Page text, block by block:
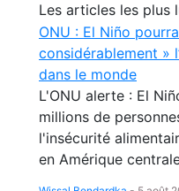
Les articles les plus
ONU : El Niño
considérablement »
dans le monde
L'ONU alerte : El
millions de
l'insécurité
en Amérique